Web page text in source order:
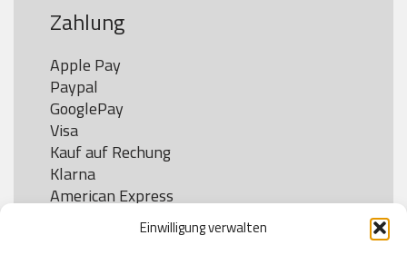
Einwilligung verwalten
Zahlung
Apple Pay
Paypal
GooglePay
Visa
Kauf auf Rechung
Klarna
American Express